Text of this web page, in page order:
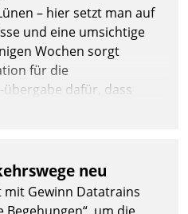
– hier setzt man auf
und eine umsichtige
Wochen sorgt
für die
dafür, dass
und, so es sein muss,
neu
mit Gewinn Datatrains